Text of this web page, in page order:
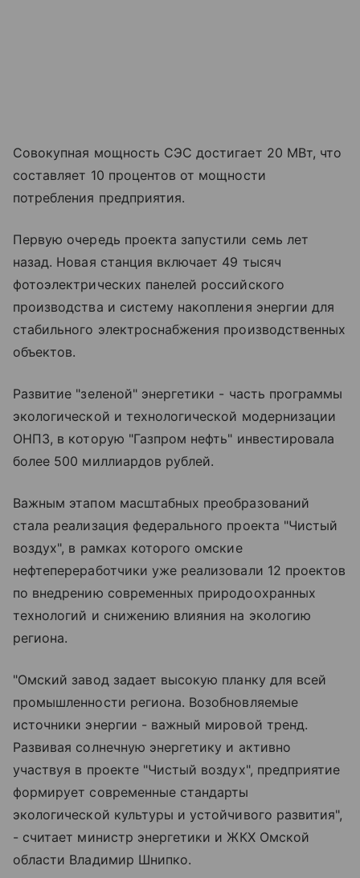
Совокупная мощность СЭС достигает 20 МВт, что
составляет 10 процентов от мощности
потребления предприятия.
Первую очередь проекта запустили семь лет
назад. Новая станция включает 49 тысяч
фотоэлектрических панелей российского
производства и систему накопления энергии для
стабильного электроснабжения производственных
объектов.
Развитие "зеленой" энергетики - часть программы
экологической и технологической модернизации
ОНПЗ, в которую "Газпром нефть" инвестировала
более 500 миллиардов рублей.
Важным этапом масштабных преобразований
стала реализация федерального проекта "Чистый
воздух", в рамках которого омские
нефтепереработчики уже реализовали 12 проектов
по внедрению современных природоохранных
технологий и снижению влияния на экологию
региона.
"Омский завод задает высокую планку для всей
промышленности региона. Возобновляемые
источники энергии - важный мировой тренд.
Развивая солнечную энергетику и активно
участвуя в проекте "Чистый воздух", предприятие
формирует современные стандарты
экологической культуры и устойчивого развития",
- считает министр энергетики и ЖКХ Омской
области Владимир Шнипко.